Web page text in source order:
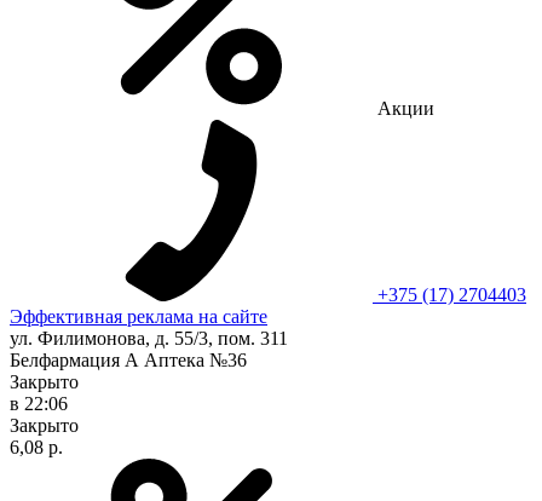
Акции
+375 (17) 2704403
Эффективная реклама на сайте
ул. Филимонова, д. 55/3, пом. 311
Белфармация А Аптека №36
Закрыто
в 22:06
Закрыто
6,08 р.